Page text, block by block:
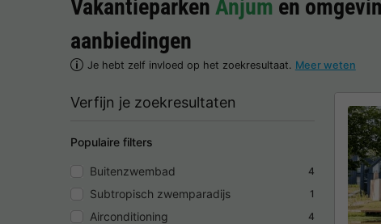
Vakantieparken Anjum en
aanbiedingen
Je hebt zelf invloed op het zoekresultaat. Meer weten
Verfijn je zoekresultaten
Populaire filters
Buitenzwembad 4
Subtropisch zwemparadijs 1
Airconditioning 4